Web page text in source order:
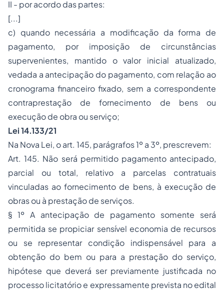
II - por acordo das partes:
[...]
c) quando necessária a modificação da forma de
pagamento, por imposição de circunstâncias
supervenientes, mantido o valor inicial atualizado,
vedada a antecipação do pagamento, com relação ao
cronograma financeiro fixado, sem a correspondente
contraprestação de fornecimento de bens ou
execução de obra ou serviço;
Lei 14.133/21
Na Nova Lei, o art. 145, parágrafos 1º a 3º, prescrevem:
Art. 145. Não será permitido pagamento antecipado,
parcial ou total, relativo a parcelas contratuais
vinculadas ao fornecimento de bens, à execução de
obras ou à prestação de serviços.
§ 1º A antecipação de pagamento somente será
permitida se propiciar sensível economia de recursos
ou se representar condição indispensável para a
obtenção do bem ou para a prestação do serviço,
hipótese que deverá ser previamente justificada no
processo licitatório e expressamente prevista no edital